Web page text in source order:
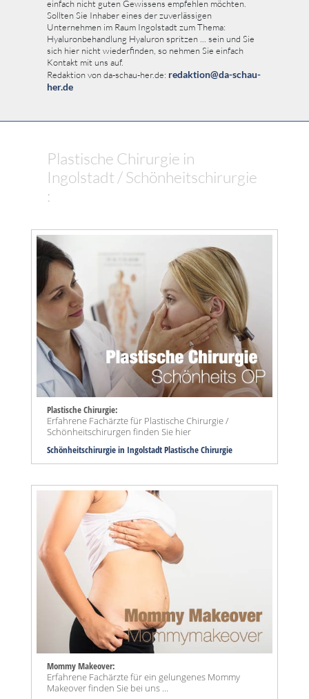
einfach nicht guten Gewissens empfehlen möchten.
Sollten Sie Inhaber eines der zuverlässigen
Unternehmen im Raum Ingolstadt zum Thema:
Hyaluronbehandlung Hyaluron spritzen ... sein und Sie
sich hier nicht wiederfinden, so nehmen Sie einfach
Kontakt mit uns auf.
Redaktion von da-schau-her.de: redaktion@da-schau-
her.de
Plastische Chirurgie in
Ingolstadt / Schönheitschirurgie
:
Plastische Chirurgie:
Erfahrene Fachärzte für Plastische Chirurgie /
Schönheitschirurgen finden Sie hier
Schönheitschirurgie in Ingolstadt Plastische Chirurgie
Mommy Makeover:
Erfahrene Fachärzte für ein gelungenes Mommy
Makeover finden Sie bei uns ...